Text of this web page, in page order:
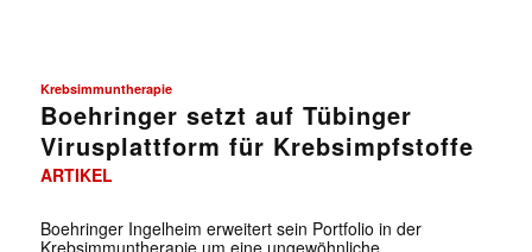
Krebsimmuntherapie
Boehringer setzt auf Tübinger
Virusplattform für Krebsimpfstoffe
ARTIKEL
Boehringer Ingelheim erweitert sein Portfolio in der
Krebsimmuntherapie um eine ungewöhnliche